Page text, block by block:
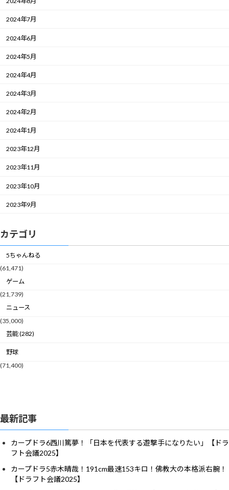
2024年7月
2024年6月
2024年5月
2024年4月
2024年3月
2024年2月
2024年1月
2023年12月
2023年11月
2023年10月
2023年9月
カテゴリ
5ちゃんねる
(61,471)
ゲーム
(21,739)
ニュース
(35,000)
芸能 (282)
野球
(71,400)
最新記事
カープドラ6西川篤夢！「日本を代表する遊撃手になりたい」【ドラ
フト会議2025】
カープドラ5赤木晴哉！191cm最速153キロ！佛教大の本格派右腕！
【ドラフト会議2025】